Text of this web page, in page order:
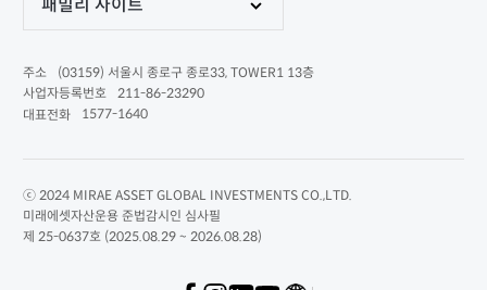
패밀리 사이트
주소
(03159) 서울시 종로구 종로33, TOWER1 13층
사업자등록번호
211-86-23290
대표전화
1577-1640
ⓒ 2024 MIRAE ASSET GLOBAL INVESTMENTS CO.,LTD.
미래에셋자산운용 준법감시인 심사필
제 25-0637호 (2025.08.29 ~ 2026.08.28)